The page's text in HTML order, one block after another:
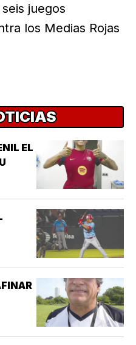
juegos
los Medias Rojas
EL